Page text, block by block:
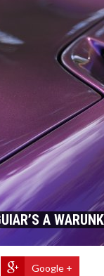
A
Google +